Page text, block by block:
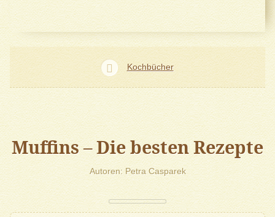
Kochbücher
Muffins – Die besten Rezepte
Autoren Petra Casparek